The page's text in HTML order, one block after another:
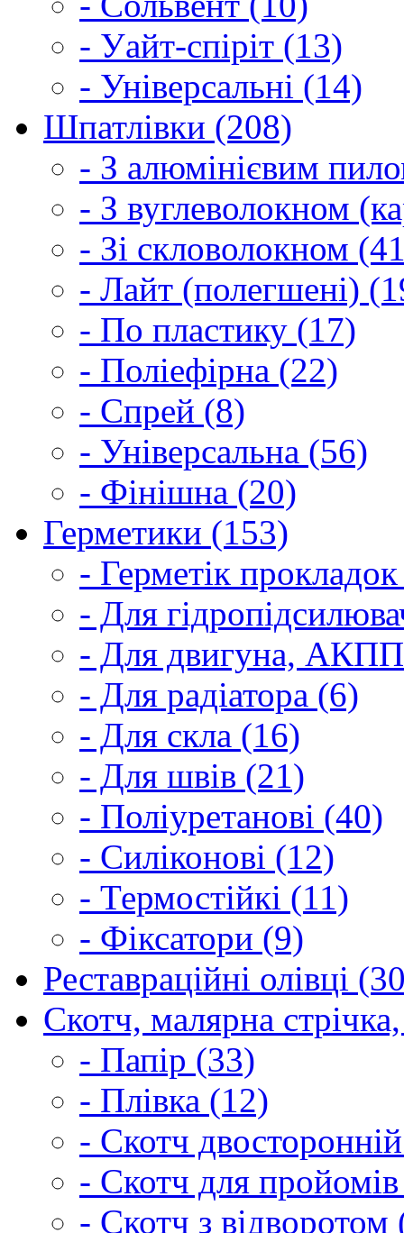
- Уайт-спіріт (13)
- Універсальні (14)
Шпатлівки (208)
- З алюмінієвим
- З вуглеволокном
- Зі скловолокном
- Лайт (полегшені)
- По пластику (17)
- Поліефірна (22)
- Спрей (8)
- Універсальна (56)
- Фінішна (20)
Герметики (153)
- Герметік
- Для
- Для двигуна,
- Для радіатора (6)
- Для скла (16)
- Для швів (21)
- Поліуретанові (40)
- Силіконові (12)
- Термостійкі (11)
- Фіксатори (9)
Реставраційні олівці
Скотч, малярна
- Папір (33)
- Плівка (12)
- Скотч
- Скотч для
- Скотч з відворотом